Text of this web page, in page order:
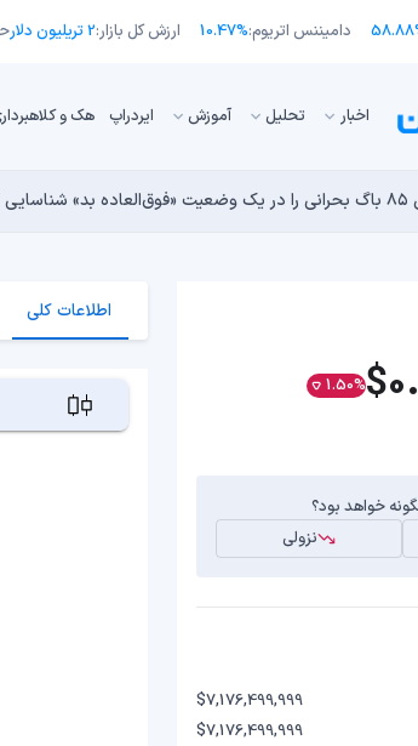
دامیننس اتریوم:10.47% ارزش کل بازار:2 تریلیون دلار
اﺧﺒﺎر تحلیل آموزش ایردراپ هک و
بیت کوین در ۶۴ هزار دلار درجا می‌زند؟ 15 مرداد 1405بیت کوین؛ آیا دوران رالی‌های نجومی به پایان رسیده
را بسیار بالاتر خواهد برد 13 مرداد 1405
1.50%
نزولی
$7,176,499,999
$7,176,499,999
اطلاعات کلی